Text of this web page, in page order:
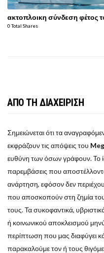
ακτοπλοικη σύνδεση φέτος
0 Total Shares
ΑΠΟ ΤΗ ΔΙΑΧΕΙΡΙΣΗ
Σημειώνεται ότι τα
εκφράζουν τις απόψεις του
ευθύνη των όσων γράφουν. Το
παρεμβάσεις που
ανάρτηση, εφόσον δεν
που αποσκοπούν στη ζημία
τους. Τα συκοφαντικά,
ή κοινωνικού αποκλεισμού
περίπτωση που μας διαφύγει
παρακαλούμε τον ή τους